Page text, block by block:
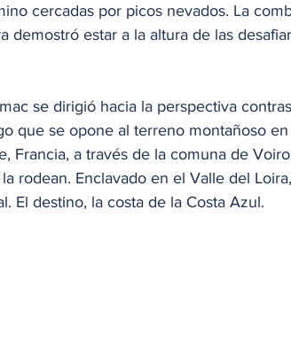
cercadas por picos nevados. La
demostró estar a la altura de las
se dirigió hacia la perspectiva
que se opone al terreno montañoso
Francia, a través de la comuna de
rodean. Enclavado en el Valle del
El destino, la costa de la Costa Azul.